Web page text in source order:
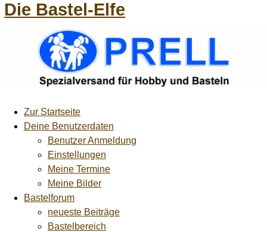
Die Bastel-Elfe
Zur Startseite
Deine Benutzerdaten
Benutzer Anmeldung
Einstellungen
Meine Termine
Meine Bilder
Bastelforum
neueste Beiträge
Bastelbereich